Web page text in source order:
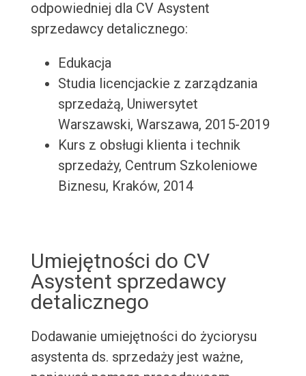
odpowiedniej dla CV Asystent
sprzedawcy detalicznego:
Edukacja
Studia licencjackie z zarządzania
sprzedażą, Uniwersytet
Warszawski, Warszawa, 2015-2019
Kurs z obsługi klienta i technik
sprzedaży, Centrum Szkoleniowe
Biznesu, Kraków, 2014
Umiejętności do CV
Asystent sprzedawcy
detalicznego
Dodawanie umiejętności do życiorysu
asystenta ds. sprzedaży jest ważne,